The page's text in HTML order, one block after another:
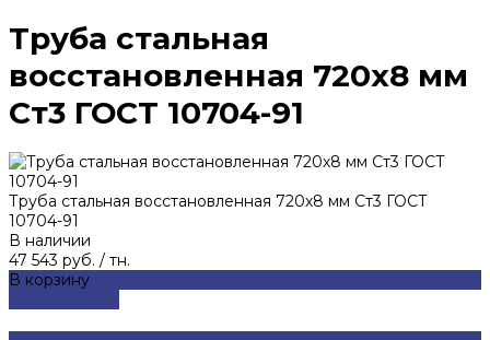
Труба стальная
восстановленная 720х8 мм
Ст3 ГОСТ 10704-91
Труба стальная восстановленная 720х8 мм Ст3 ГОСТ
10704-91
В наличии
47 543 руб. / тн.
В корзину